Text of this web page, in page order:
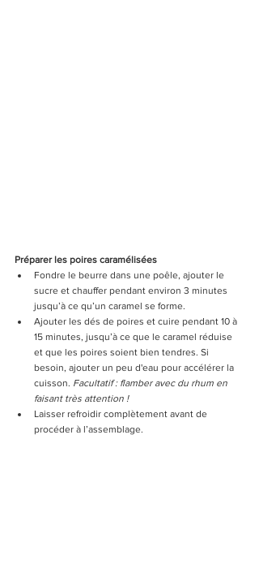
Préparer les poires caramélisées
Fondre le beurre dans une poêle, ajouter le
sucre et chauffer pendant environ 3 minutes
jusqu’à ce qu’un caramel se forme.
Ajouter les dés de poires et cuire pendant 10 à
15 minutes, jusqu’à ce que le caramel réduise
et que les poires soient bien tendres. Si
besoin, ajouter un peu d'eau pour accélérer la
cuisson. Facultatif : flamber avec du rhum en
faisant très attention !
Laisser refroidir complètement avant de
procéder à l’assemblage.